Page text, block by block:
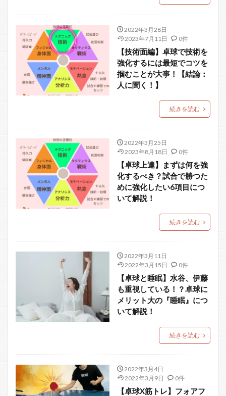
2022年3月28日
2023年7月11日
0件
【技術面編】卓球で技術を
強化するには最短でコツを
掴むことが大事！【結論：
人に聞く！】
続きを読む
2022年3月25日
2023年8月18日
0件
【卓球上達】まずは何を強
化するべき？試合で勝つた
めに強化したい6項目につ
いて解説！
続きを読む
2022年3月11日
2022年3月15日
0件
【卓球と睡眠】水谷、伊藤
も重視している！？卓球に
メリット大の『睡眠』につ
いて解説！
続きを読む
2022年3月4日
2022年3月9日
0件
【卓球X筋トレ】フォアフ